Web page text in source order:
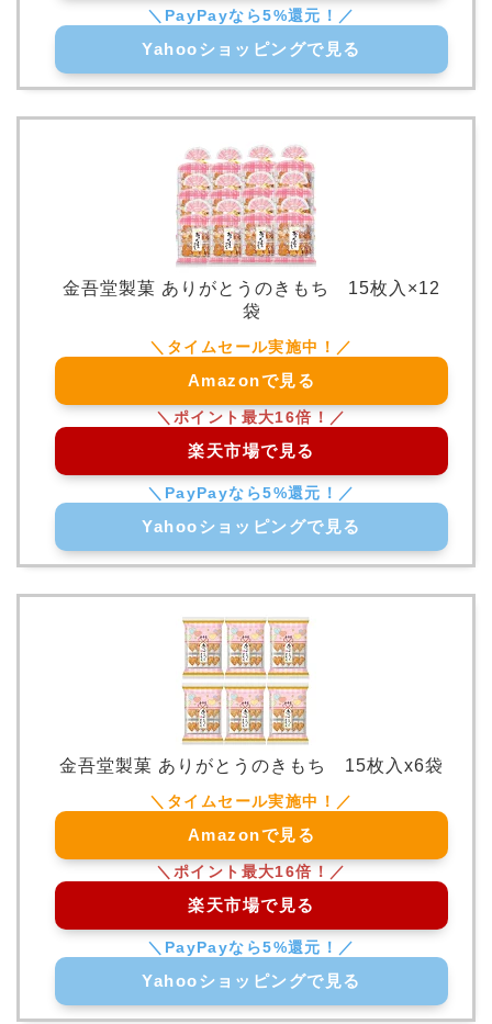
Yahooショッピングで見る
金吾堂製菓 ありがとうのきもち 15枚入×12
袋
Amazonで見る
楽天市場で見る
Yahooショッピングで見る
金吾堂製菓 ありがとうのきもち 15枚入x6袋
Amazonで見る
楽天市場で見る
Yahooショッピングで見る